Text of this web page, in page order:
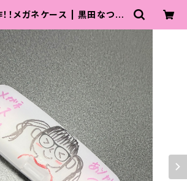
！メガネケース | 黒田なつ♡